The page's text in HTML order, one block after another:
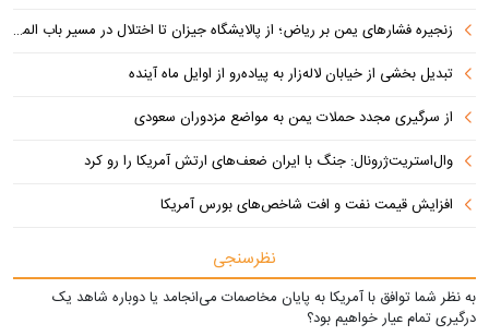
زنجیره فشارهای یمن بر ریاض؛ از پالایشگاه جیزان تا اختلال در مسیر باب المندب
تبدیل بخشی از خیابان لاله‌زار به پیاده‌رو از اوایل ماه آینده
از سرگیری مجدد حملات یمن به مواضع مزدوران سعودی
وال‌استریت‌ژرونال: جنگ با ایران ضعف‌های ارتش آمریکا را رو کرد
افزایش قیمت نفت و افت شاخص‌های بورس آمریکا
نظرسنجی
به نظر شما توافق با آمریکا به پایان مخاصمات می‌انجامد یا دوباره شاهد یک
درگیری تمام عیار خواهیم بود؟